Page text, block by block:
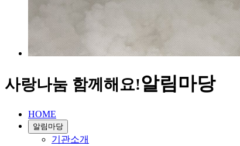
사랑나눔 함께해요!알림마당
HOME
알림마당
기관소개